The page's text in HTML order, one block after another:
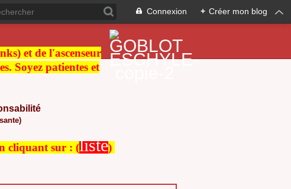
Connexion + Créer mon blog
et de l'ascenseur
Soyez patientes et
cliquant sur : (liste)